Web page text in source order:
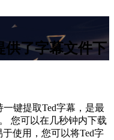
供了字幕文件下
键提取Ted字幕，是最
您可以在几秒钟内下载
使用，您可以将Ted字